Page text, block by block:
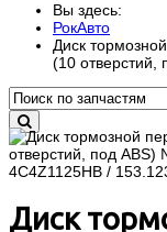
Вы здесь:
РокАвто
Диск
(10 отверстий,
Диск